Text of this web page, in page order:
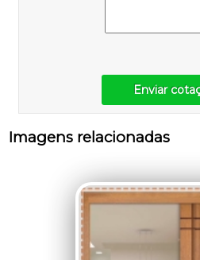
Enviar
Imagens relacionadas